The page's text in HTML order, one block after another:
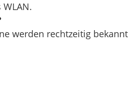
werden rechtzeitig bekannt